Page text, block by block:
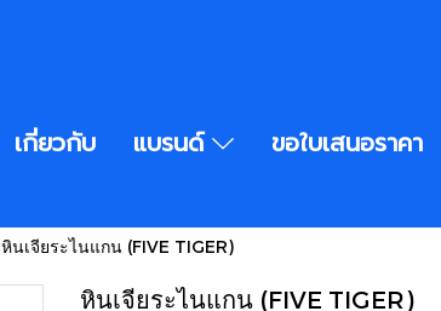
เกี่ยวกับ แบรนด์ ขอใบเสนอราคา
หินเจียระไนแกน (FIVE TIGER)
หินเจียระไนแกน (FIVE TIGER)